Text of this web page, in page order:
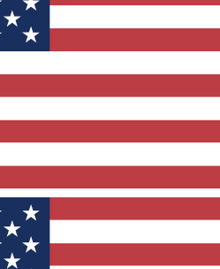
líder con un
Habiéndose unido
Kong a los inicios de la
desempeñó un papel
de una base
la que Young Living Hong
Más recientemente,